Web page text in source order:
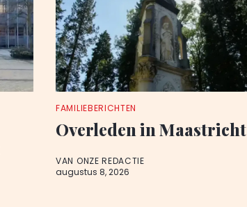
FAMILIEBERICHTEN
Overleden in Maastricht
VAN ONZE REDACTIE
augustus 8, 2026